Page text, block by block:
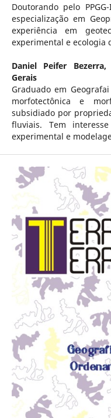
Doutorando pelo
especialização em
experiência em
experimental e ecologia
Daniel Peifer Bezerra,
Gerais
Graduado em
morfotectônica e
subsidiado por
fluviais. Tem
experimental e